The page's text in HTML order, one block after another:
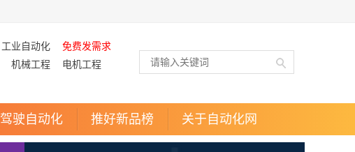
工业自动化
免费发需求
机械工程
电机工程
驾驶自动化 推好新品榜 关于自动化网